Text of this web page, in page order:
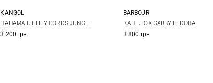
M L XL
KANGOL
ПАНАМА UTILITY CORDS JUNGLE
3 200 грн
S M L
BARBOUR
КАПЕЛЮХ GABBY FEDORA
3 800 грн